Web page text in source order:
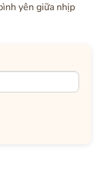
yên giữa nhịp